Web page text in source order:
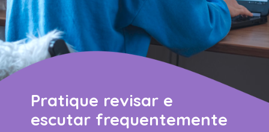
Pratique revisar e
escutar frequentemente